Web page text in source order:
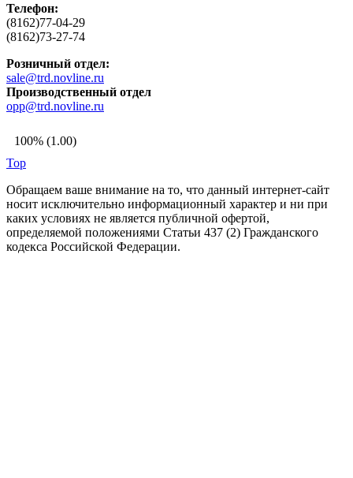
Телефон:
(8162)77-04-29
(8162)73-27-74
Розничный отдел:
sale@trd.novline.ru
Производственный отдел
opp@trd.novline.ru
100% (1.00)
Top
Обращаем ваше внимание на то, что данный интернет-сайт
носит исключительно информационный характер и ни при
каких условиях не является публичной офертой,
определяемой положениями Статьи 437 (2) Гражданского
кодекса Российской Федерации.